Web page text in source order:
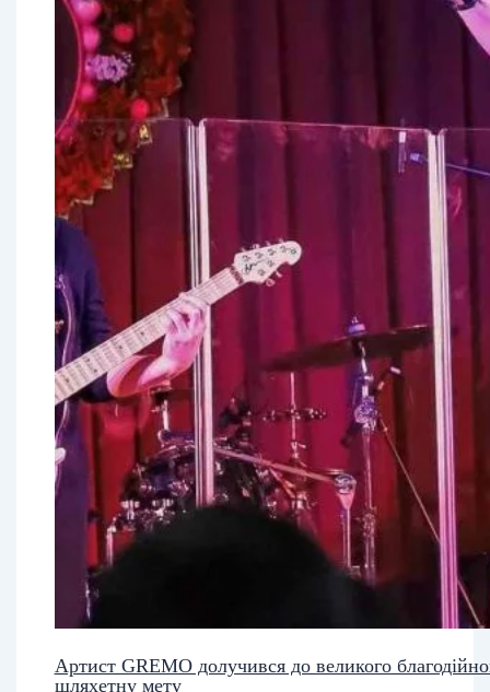
Артист GREMO долучився до великого
шляхетну мету